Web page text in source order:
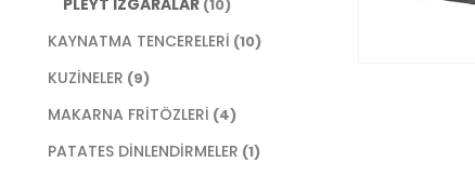
PLEYT IZGARALAR (10)
KAYNATMA TENCERELERİ (10)
KUZİNELER (9)
MAKARNA FRİTÖZLERİ (4)
PATATES DİNLENDİRMELER (1)